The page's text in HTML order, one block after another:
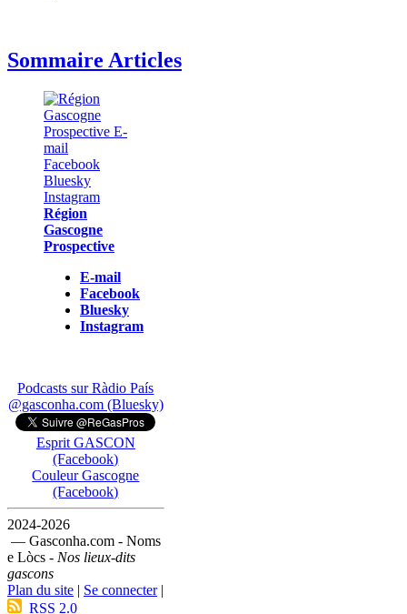
Sommaire Articles
Région
Gascogne
Prospective
E-mail
Facebook
Bluesky
Instagram
Podcasts sur Ràdio País
@gasconha.com (Bluesky)
Esprit GASCON
(Facebook)
Couleur Gascogne
(Facebook)
2024-2026
— Gasconha.com - Noms
e Lòcs - Nos lieux-dits
gascons
Plan du site | Se connecter|
RSS 2.0